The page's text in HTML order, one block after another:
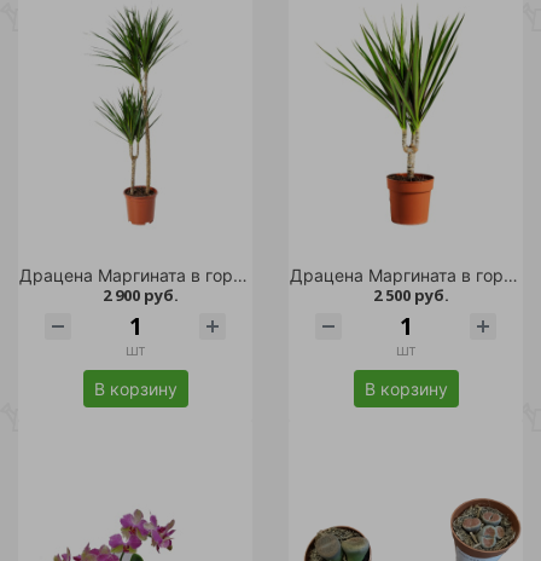
Драцена Маргината в горшке диаметром 17 см 1шт
2 900 руб.
шт
В корзину
Драцена Маргината в горшке диаметром 15 см 1шт
2 500 руб.
шт
В корзину